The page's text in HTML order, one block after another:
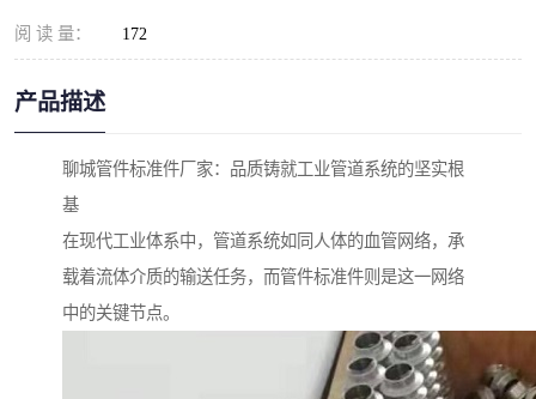
阅 读 量： 172
产品描述
聊城管件标准件厂家：品质铸就工业管道系统的坚实根
基
在现代工业体系中，管道系统如同人体的血管网络，承
载着流体介质的输送任务，而管件标准件则是这一网络
中的关键节点。